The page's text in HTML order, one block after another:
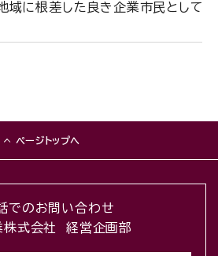
域に根差した良き企業市民として
ページトップへ
でのお問い合わせ
株式会社 経営企画部